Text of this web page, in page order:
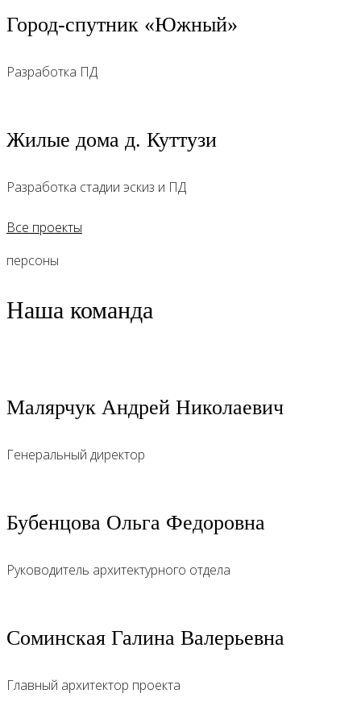
Город-спутник «Южный»
Разработка ПД
Жилые дома д. Куттузи
Разработка стадии эскиз и ПД
Все проекты
персоны
Наша команда
Малярчук Андрей Николаевич
Генеральный директор
Бубенцова Ольга Федоровна
Руководитель архитектурного отдела
Соминская Галина Валерьевна
Главный архитектор проекта